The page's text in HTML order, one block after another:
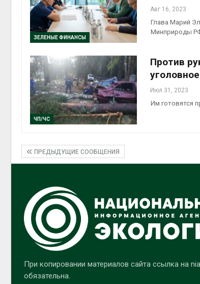
ЗЕЛЕНЫЕ ФИНАНСЫ
Авг 16, 2023
Глава Марий
Минприроды
ЧП/ЧС
Против
Июл 31, 2023
Им готовятся
ПРЕДЫДУЩИЕ СООБЩЕНИЯ
При копировании материалов сайта ссылка на
обязательна.